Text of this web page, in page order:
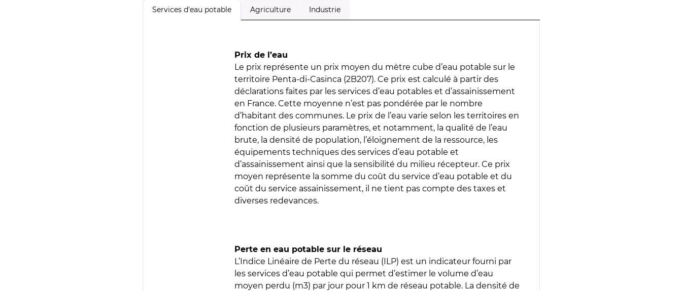
Services d'eau potable Agriculture Industrie
Prix de l’eau
Le prix représente un prix moyen du mètre cube d’eau potable sur le
territoire Penta-di-Casinca (2B207). Ce prix est calculé à partir des
déclarations faites par les services d’eau potables et d’assainissement
en France. Cette moyenne n’est pas pondérée par le nombre
d’habitant des communes. Le prix de l’eau varie selon les territoires en
fonction de plusieurs paramètres, et notamment, la qualité de l’eau
brute, la densité de population, l’éloignement de la ressource, les
équipements techniques des services d’eau potable et
d’assainissement ainsi que la sensibilité du milieu récepteur. Ce prix
moyen représente la somme du coût du service d’eau potable et du
coût du service assainissement, il ne tient pas compte des taxes et
diverses redevances.
Perte en eau potable sur le réseau
L’Indice Linéaire de Perte du réseau (ILP) est un indicateur fourni par
les services d’eau potable qui permet d’estimer le volume d’eau
moyen perdu (m3) par jour pour 1 km de réseau potable. La densité de